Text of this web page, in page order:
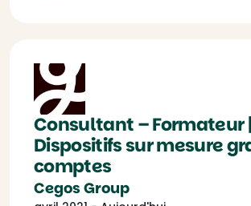
Consultant – Formateur |
Dispositifs sur mesure
comptes
Cegos Group